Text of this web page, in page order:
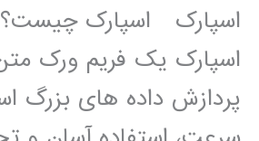
اسپارک اسپارک چیست؟
اسپارک یک فریم ورک
پردازش داده های بزرگ